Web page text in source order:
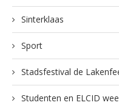
Sinterklaas
Sport
Stadsfestival de
Studenten en ELCID